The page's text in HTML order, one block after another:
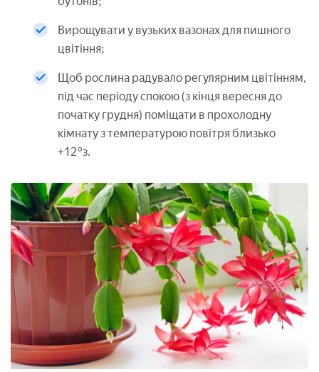
Вирощувати у вузьких вазонах для пишного
цвітіння;
Щоб рослина радувало регулярним цвітінням,
під час періоду спокою (з кінця вересня до
початку грудня) поміщати в прохолодну
кімнату з температурою повітря близько
+12°з.